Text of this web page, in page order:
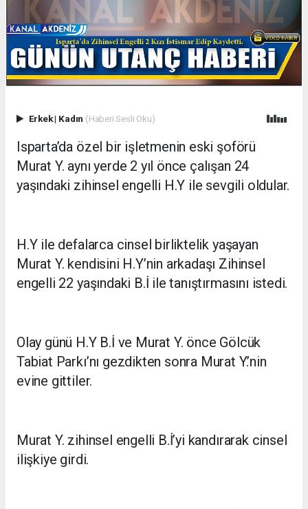
Erkek| Kadın (Haberi Sesli Oku)
Isparta’da özel bir işletmenin eski şoförü
Murat Y. aynı yerde 2 yıl önce çalışan 24
yaşındaki zihinsel engelli H.Y ile sevgili oldular.
H.Y ile defalarca cinsel birliktelik yaşayan
Murat Y. kendisini H.Y’nin arkadaşı Zihinsel
engelli 22 yaşındaki B.İ ile tanıştırmasını istedi.
Olay günü H.Y B.İ ve Murat Y. önce Gölcük
Tabiat Parkı’nı gezdikten sonra Murat Y.’nin
evine gittiler.
Murat Y. zihinsel engelli B.İ’yi kandırarak cinsel
ilişkiye girdi.